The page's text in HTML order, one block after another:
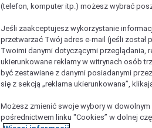
(telefon, komputer itp.) możesz wybrać
Jeśli zaakceptujesz wykorzystanie
przetwarzać Twój adres e-mail (jeśli został
Twoimi danymi dotyczącymi przeglądania,
ukierunkowane reklamy w witrynach osób
być zestawiane z danymi posiadanymi
się z sekcją „reklama ukierunkowana”,
Możesz zmienić swoje wybory w
pośrednictwem linku "Cookies” w dolnej